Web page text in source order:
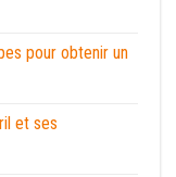
pour obtenir un
et ses